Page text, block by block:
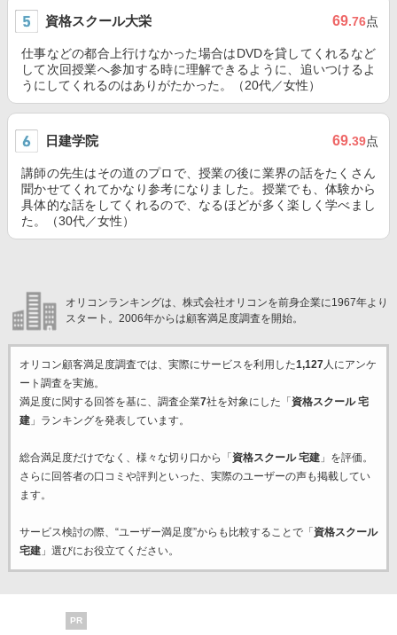
資格スクール大栄 69.76点
仕事などの都合上行けなかった場合はDVDを貸してくれるなど
して次回授業へ参加する時に理解できるように、追いつけるよ
うにしてくれるのはありがたかった。（20代／女性）
日建学院 69.39点
講師の先生はその道のプロで、授業の後に業界の話をたくさん
聞かせてくれてかなり参考になりました。授業でも、体験から
具体的な話をしてくれるので、なるほどが多く楽しく学べまし
た。（30代／女性）
オリコンランキングは、株式会社オリコンを前身企業に1967年より
スタート。2006年からは顧客満足度調査を開始。
オリコン顧客満足度調査では、実際にサービスを利用した1,127人にアンケ
ート調査を実施。
満足度に関する回答を基に、調査企業7社を対象にした「 資格スクール 宅
建」ランキングを発表しています。
総合満足度だけでなく、様々な切り口から「 資格スクール 宅建」を評価。
さらに回答者の口コミや評判といった、実際のユーザーの声も掲載してい
ます。
サービス検討の際、“ユーザー満足度”からも比較することで「 資格スクール
宅建」選びにお役立てください。
PR